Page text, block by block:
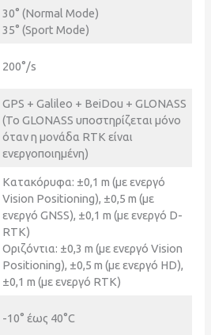
30° (Normal Mode)
35° (Sport Mode)
200°/s
GPS + Galileo + BeiDou + GLONASS
(Το GLONASS υποστηρίζεται μόνο
όταν η μονάδα RTK είναι
ενεργοποιημένη)
Κατακόρυφα: ±0,1 m (με ενεργό
Vision Positioning), ±0,5 m (με
ενεργό GNSS), ±0,1 m (με ενεργό D-
RTK)
Οριζόντια: ±0,3 m (με ενεργό Vision
Positioning), ±0,5 m (με ενεργό HD),
±0,1 m (με ενεργό RTK)
-10° έως 40°C